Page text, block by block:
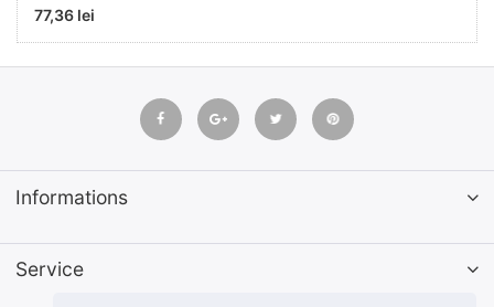
77,36 lei
Informations
Service